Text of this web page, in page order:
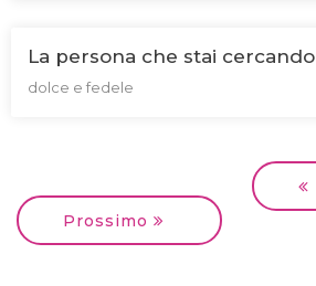
La persona che stai cercando
dolce e fedele
Prossimo